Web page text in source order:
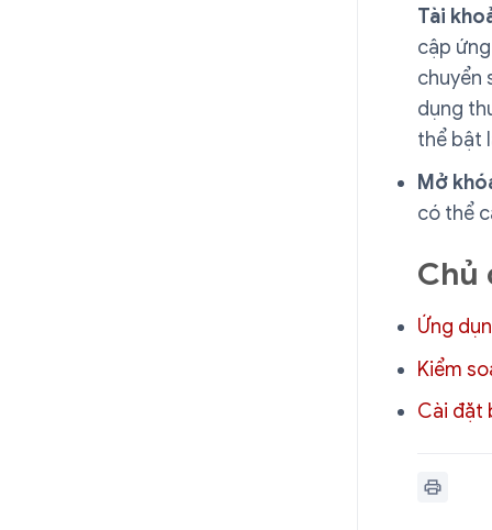
Tài
cập
chuyển
dụng
thể bật
Mở
có thể
Chủ
Ứng
Kiểm
Cài đặt